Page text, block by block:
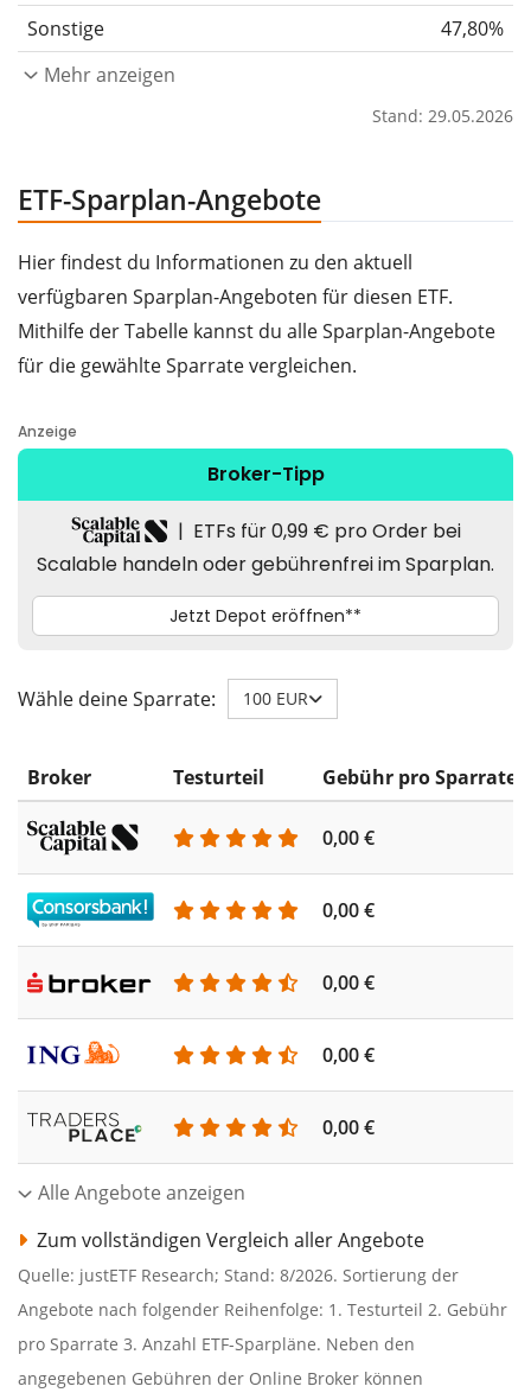
Sonstige
47,80%
Mehr anzeigen
Stand: 29.05.2026
ETF-Sparplan-Angebote
Hier findest du Informationen zu den aktuell
verfügbaren Sparplan-Angeboten für diesen ETF.
Mithilfe der Tabelle kannst du alle Sparplan-Angebote
für die gewählte Sparrate vergleichen.
Wähle deine Sparrate: 100 EUR
Broker Testurteil Gebühr pro Sparrate
0,00 €
0,00 €
0,00 €
0,00 €
0,00 €
Alle Angebote anzeigen
Zum vollständigen Vergleich aller Angebote
Quelle: justETF Research; Stand: 8/2026. Sortierung der
Angebote nach folgender Reihenfolge: 1. Testurteil 2. Gebühr
pro Sparrate 3. Anzahl ETF-Sparpläne. Neben den
angegebenen Gebühren der Online Broker können